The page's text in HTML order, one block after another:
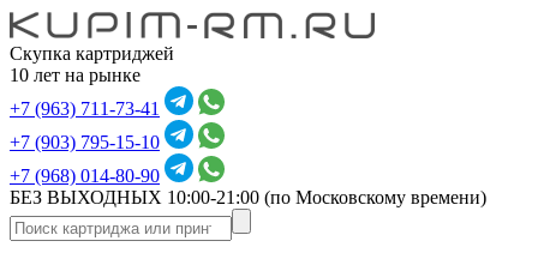
Скупка картриджей
10 лет на рынке
+7 (963) 711-73-41
+7 (903) 795-15-10
+7 (968) 014-80-90
БЕЗ ВЫХОДНЫХ 10:00-21:00 (по Московскому времени)